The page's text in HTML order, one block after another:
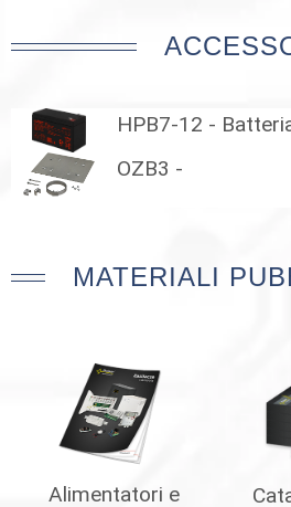
HPB7-12 -
OZB3 -
MATERIALI
Alimentatori e